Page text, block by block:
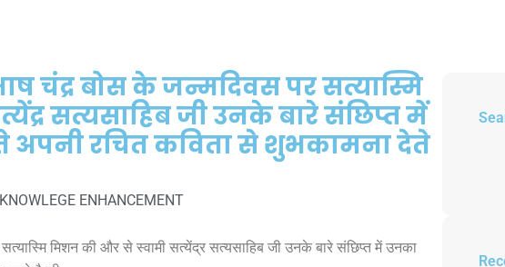
चंद्र बोस के जन्मदिवस पर सत्यास्मि
सत्यसाहिब जी उनके बारे संछिप्त में
अपनी रचित कविता से शुभकामना देते
ENHANCEMENT
मिशन की और से स्वामी सत्येंद्र सत्यसाहिब जी उनके बारे संछिप्त में उनका